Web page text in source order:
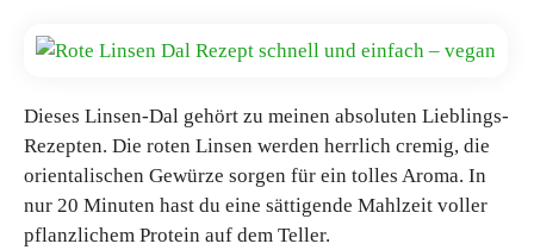
Dieses Linsen-Dal gehört zu meinen absoluten Lieblings-
Rezepten. Die roten Linsen werden herrlich cremig, die
orientalischen Gewürze sorgen für ein tolles Aroma. In
nur 20 Minuten hast du eine sättigende Mahlzeit voller
pflanzlichem Protein auf dem Teller.